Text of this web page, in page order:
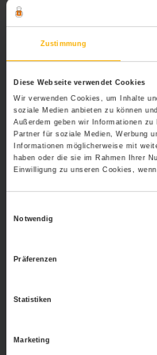
Zustimmung
Diese Webseite verwendet Cookies
Wir verwenden Cookies, um Inhalte
soziale Medien anbieten zu können
Außerdem geben wir Informationen
Partner für soziale Medien, Werbung
Informationen möglicherweise mit
haben oder die sie im Rahmen Ihrer
Einwilligung zu unseren Cookies,
Notwendig
Präferenzen
Statistiken
Marketing
Wochen nach Erhalt
Alkohol im
Es gibt keine rechtliche
Alkohol am
vertraglich
Homeoffice die gleiche
Unternehmen. Ohne
Arbeitgeber zwar
Kündigungsgrund
die Leistung
allgemeine
Lesern können nicht